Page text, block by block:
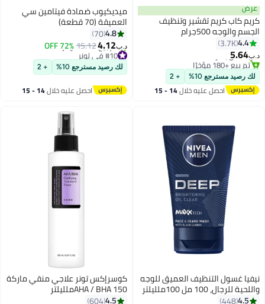
عرض
كريم كاب كريم تقشير وتنظيف
الجسم والوجه 500جرام
4.4
3.7K
د.ب‏5.64
#1 في المقشرات
أقل سعر في 7 يوم
بتخلّص بسرعة
تم بيع +180 مؤخرًا
#1 في المقشرات
لك رصيد مسترجع 10% + 2
احصل عليه خلال 14 - 15
ميديكيوب ضمادة فيتامين سي
العميقة (70 قطعة)
4.8
70
د.ب‏4.12
15.12
72% OFF #10 في تونر
أقل سعر في السنة
تم بيع +190 مؤخرًا
لك رصيد مسترجع 10% + 2
احصل عليه خلال 14 - 15
نيفيا غسول التنظيف العميق للوجه
واللحية للرجال، 100 مل 100ملليلتر
4.5
448
كوسرإكس تونر علاجي منقي ماركة
AHA / BHA 150ملليلتر
4.5
604